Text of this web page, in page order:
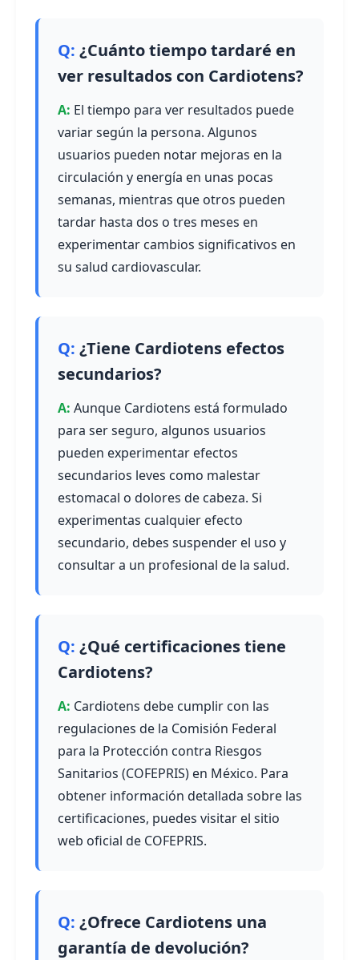
¿Cuánto tiempo tardaré en
ver resultados con Cardiotens?
El tiempo para ver resultados puede
variar según la persona. Algunos
usuarios pueden notar mejoras en la
circulación y energía en unas pocas
semanas, mientras que otros pueden
tardar hasta dos o tres meses en
experimentar cambios significativos en
su salud cardiovascular.
¿Tiene Cardiotens efectos
secundarios?
Aunque Cardiotens está formulado
para ser seguro, algunos usuarios
pueden experimentar efectos
secundarios leves como malestar
estomacal o dolores de cabeza. Si
experimentas cualquier efecto
secundario, debes suspender el uso y
consultar a un profesional de la salud.
¿Qué certificaciones tiene
Cardiotens?
Cardiotens debe cumplir con las
regulaciones de la Comisión Federal
para la Protección contra Riesgos
Sanitarios (COFEPRIS) en México. Para
obtener información detallada sobre las
certificaciones, puedes visitar el sitio
web oficial de COFEPRIS.
¿Ofrece Cardiotens una
garantía de devolución?